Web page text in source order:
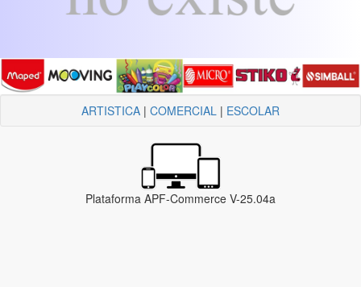
ARTISTICA | COMERCIAL | ESCOLAR
Plataforma APF-Commerce V-25.04a